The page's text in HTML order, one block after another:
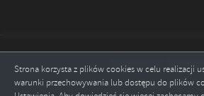
Strona korzysta z plików cookies w celu realizacji
warunki przechowywania lub dostępu do plików
Odwiedzin:
Online: 1